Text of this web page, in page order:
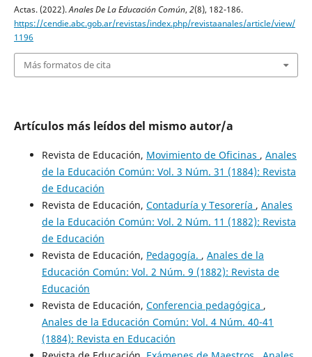
Actas. (2022).Anales De La Educación Común, 2(8), 182-186.
https://cendie.abc.gob.ar/revistas/index.php/revistaanales/article/view/
1196
Más formatos de cita
Artículos más leídos del mismo autor/a
Revista de Educación, Movimiento de Oficinas , Anales
de la Educación Común: Vol. 3 Núm. 31 (1884): Revista
de Educación
Revista de Educación, Contaduría y Tesorería , Anales
de la Educación Común: Vol. 2 Núm. 11 (1882): Revista
de Educación
Revista de Educación, Pedagogía. , Anales de la
Educación Común: Vol. 2 Núm. 9 (1882): Revista de
Educación
Revista de Educación, Conferencia pedagógica ,
Anales de la Educación Común: Vol. 4 Núm. 40-41
(1884): Revista en Educación